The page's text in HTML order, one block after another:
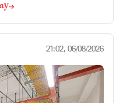
21:02, 06/08/2026